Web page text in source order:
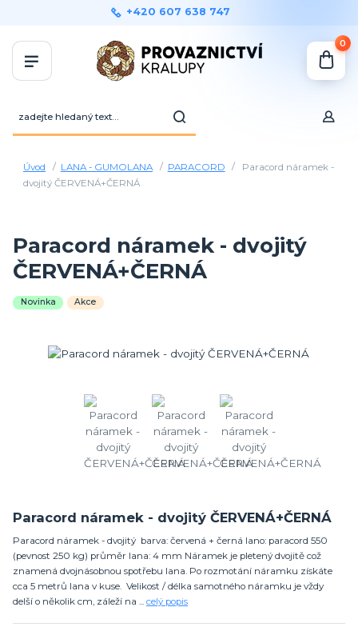
+420 607 638 747
0
Úvod LANA - GUMOLANA PARACORD
Paracord náramek -
dvojitý ČERVENÁ+ČERNÁ
Paracord náramek - dvojitý
ČERVENÁ+ČERNÁ
Novinka Akce
Paracord náramek - dvojitý ČERVENÁ+ČERNÁ
Paracord náramek - dvojitý barva: červená + černá lano: paracord 550
(pevnost 250 kg) průměr lana: 4 mm Náramek je pletený dvojitě což
znamená dvojnásobnou spotřebu lana. Po rozmotání náramku získáte
cca 5 metrů lana v kuse. Velikost / délka samotného náramku je vždy
delší o několik cm, záleží na ... celý popis